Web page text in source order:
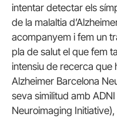
intentar detectar els
de la malaltia
acompanyem i fem un
pla de salut el que fem
intensiu de recerca que
Alzheimer Barcelona
seva similitud amb
Neuroimaging